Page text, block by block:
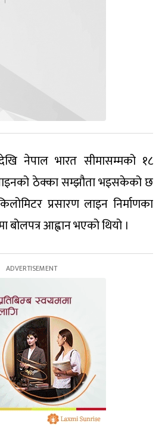
नेपाल भारत सीमासम्मको १८
ठेक्का सम्झौता भइसकेको छ
प्रसारण लाइन निर्माणका
बोलपत्र आह्वान भएको थियो ।